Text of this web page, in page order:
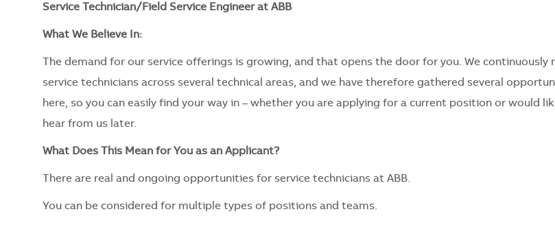
Service Technician/Field Service Engineer at ABB
What We Believe In:
The demand for our service offerings is growing, and that opens the door for you. We continuously
service technicians across several technical areas, and we have therefore gathered several
here, so you can easily find your way in – whether you are applying for a current position or would
hear from us later.
What Does This Mean for You as an Applicant?
There are real and ongoing opportunities for service technicians at ABB.
You can be considered for multiple types of positions and teams.